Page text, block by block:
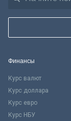
Финансы
Курс валют
Курс доллара
Курс евро
Курс НБУ